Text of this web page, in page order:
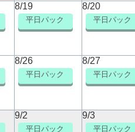
8/19
平日パック
8/20
平日パック
8/26
平日パック
8/27
平日パック
9/2
平日パック
9/3
平日パック